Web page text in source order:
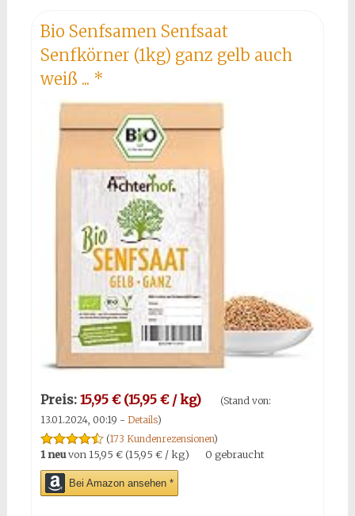
Bio Senfsamen Senfsaat
Senfkörner (1kg) ganz gelb auch
weiß ... *
Preis: 15,95 € (15,95 € / kg)
(Stand von:
13.01.2024, 00:19 - Details)
(173 Kundenrezensionen)
1 neuvon 15,95 € (15,95 € / kg) 0 gebraucht
Bei Amazon ansehen *